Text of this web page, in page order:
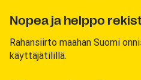
Nopea ja helppo
Rahansiirto maahan Suomi
käyttäjätilillä.